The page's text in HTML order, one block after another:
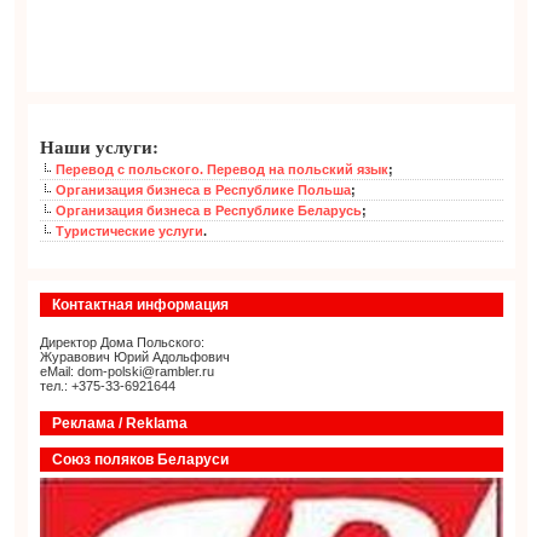
Наши услуги:
Перевод с польского. Перевод на польский язык;
Организация бизнеса в Республике Польша;
Организация бизнеса в Республике Беларусь;
Туристические услуги.
Контактная информация
Директор Дома Польского:
Журавович Юрий Адольфович
eMail: dom-polski@rambler.ru
тел.: +375-33-6921644
Реклама / Reklama
Союз поляков Беларуси